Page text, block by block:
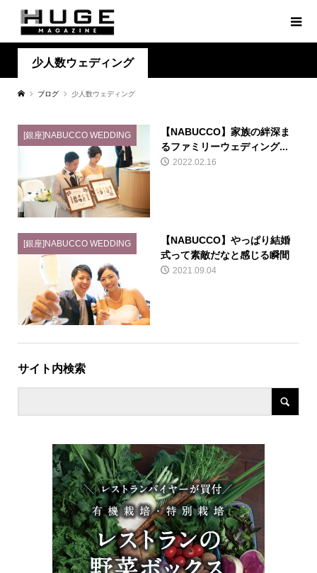
少人数ウェディング
ブログ 少人数ウェディング
[銀座]NABUCCO WEDDING
【NABUCCO】家族の絆深ま
るファミリーウェディング...
2022.02.16
[銀座]NABUCCO WEDDING
【NABUCCO】やっぱり結婚
式って素敵だなと感じる瞬間
2021.09.04
サイト内検索